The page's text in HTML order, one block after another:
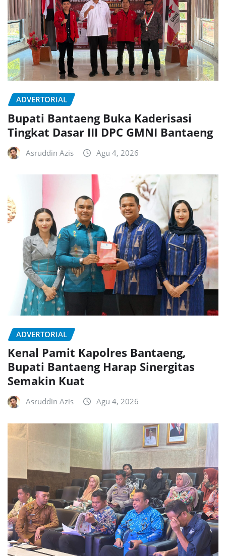
ADVERTORIAL
Bupati Bantaeng Buka Kaderisasi
Tingkat Dasar III DPC GMNI Bantaeng
Asruddin Azis Agu 4, 2026
ADVERTORIAL
Kenal Pamit Kapolres Bantaeng,
Bupati Bantaeng Harap Sinergitas
Semakin Kuat
Asruddin Azis Agu 4, 2026